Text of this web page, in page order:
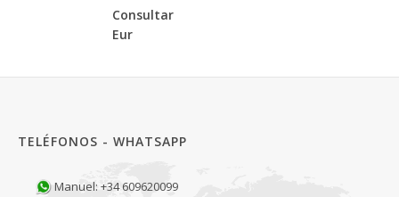
Consultar
Eur
TELÉFONOS - WHATSAPP
Manuel: +34 609620099